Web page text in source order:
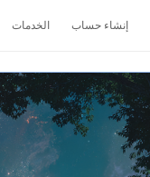
إنشاء حساب الخدمات